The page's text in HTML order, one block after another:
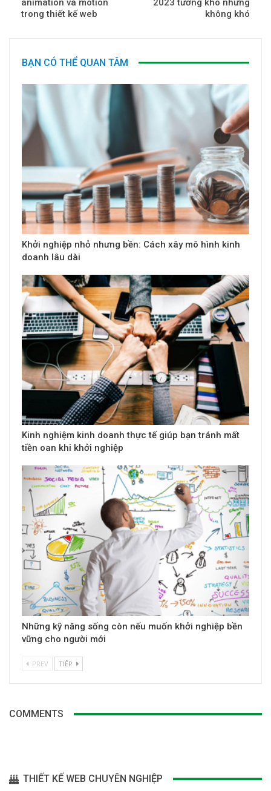
animation và motion
trong thiết kế web
2023 tưởng khó nhưng
không khó
BẠN CÓ THỂ QUAN TÂM
Khởi nghiệp nhỏ nhưng bền: Cách xây mô hình kinh
doanh lâu dài
Kinh nghiệm kinh doanh thực tế giúp bạn tránh mất
tiền oan khi khởi nghiệp
Những kỹ năng sống còn nếu muốn khởi nghiệp bền
vững cho người mới
PREV TIẾP
COMMENTS
THIẾT KẾ WEB CHUYÊN NGHIỆP